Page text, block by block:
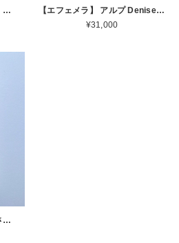
【インヴィテーションカード】マックス・ビル Max Bill 1969 galerie bruno bischofberger [310194095]
【エフェメラ】 アルプ Denise René arp 1961 [3100173]
¥31,000
【絶版中古書・雑誌】三彩（さんさい）1977年6月号 特集：1910年代の詩と版画誌『月映（つくはえ）』 [310195189]